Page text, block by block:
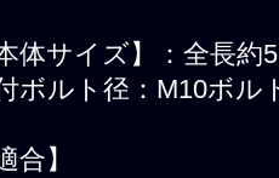
本体サイズ】：全長約
ボルト径：M10ボル
合】